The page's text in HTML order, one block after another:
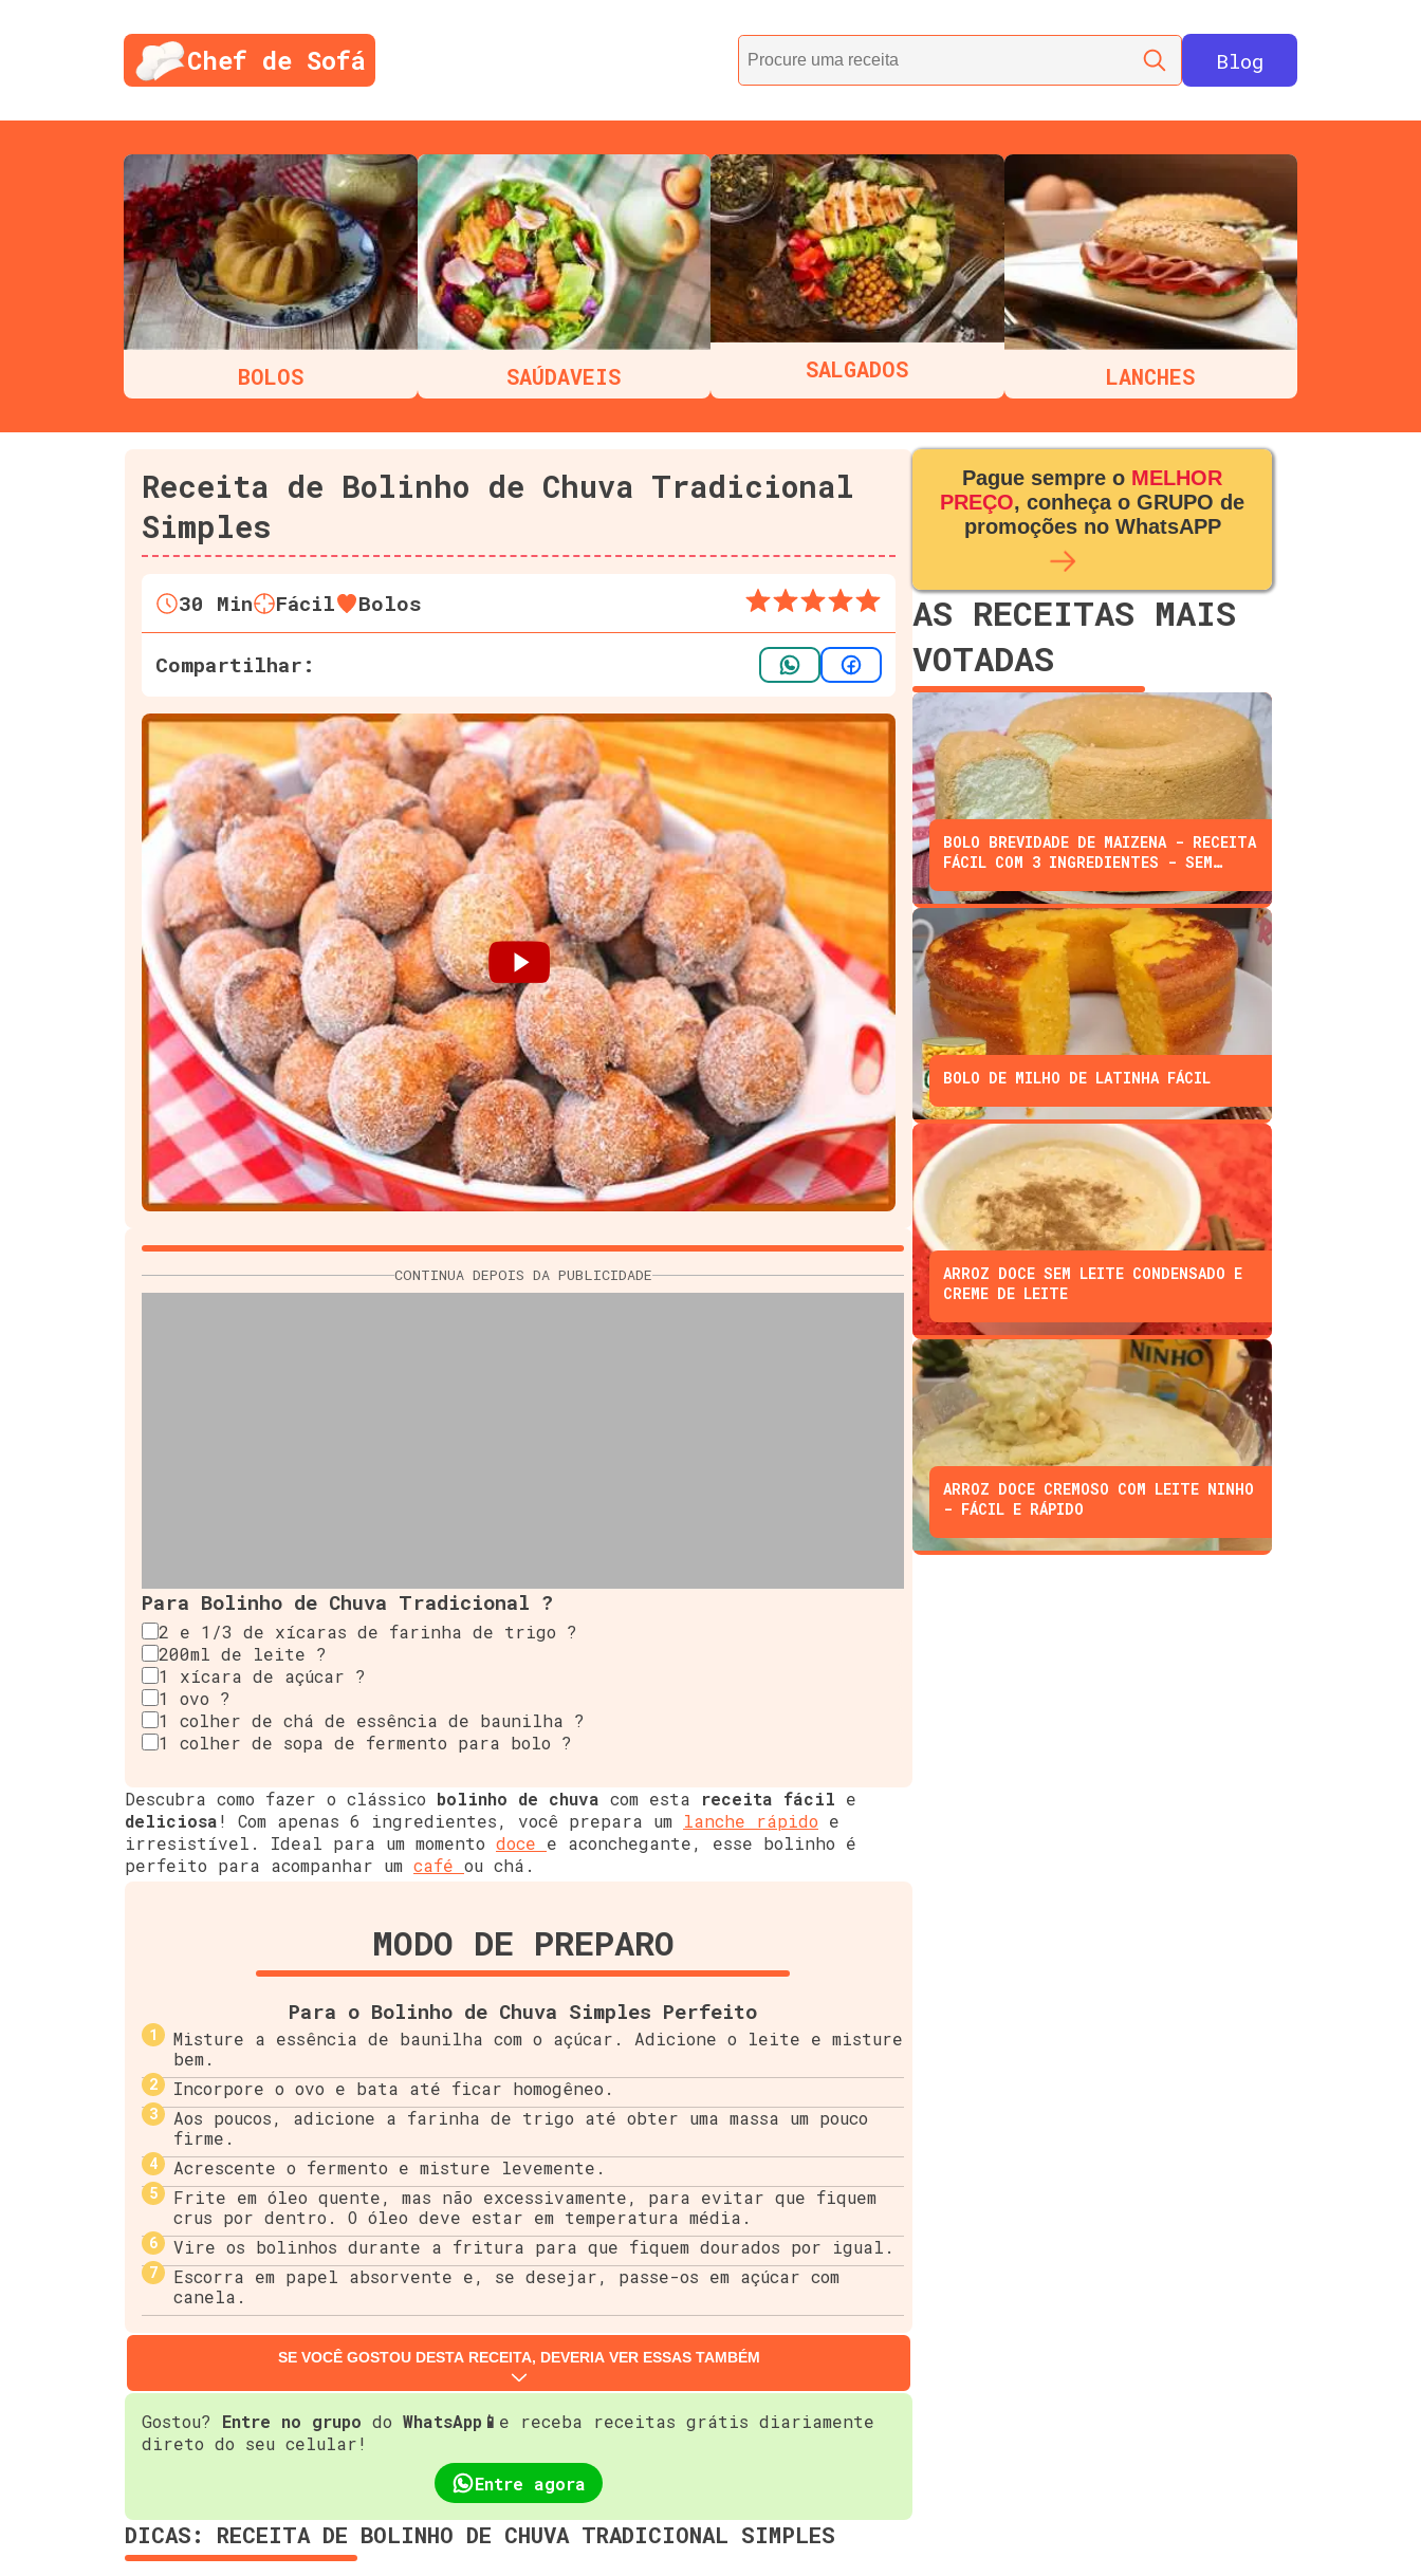
Chef de Sofá Blog
BOLOS SAÚDAVEIS SALGADOS LANCHES
Receita de Bolinho de Chuva Tradicional
Simples
30 Min Fácil Bolos
Compartilhar:
CONTINUA DEPOIS DA PUBLICIDADE
Para Bolinho de Chuva Tradicional ?️
2 e 1/3 de xícaras de farinha de trigo ?
200ml de leite ?
1 xícara de açúcar ?
1 ovo ?
1 colher de chá de essência de baunilha ?
1 colher de sopa de fermento para bolo ?
Descubra como fazer o clássico bolinho de chuva com esta receita fácil e
deliciosa! Com apenas 6 ingredientes, você prepara um lanche rápido e
irresistível. Ideal para um momento doce e aconchegante, esse bolinho é
perfeito para acompanhar um café ou chá.
MODO DE PREPARO
Para o Bolinho de Chuva Simples Perfeito
Misture a essência de baunilha com o açúcar. Adicione o leite e misture
bem.
Incorpore o ovo e bata até ficar homogêneo.
Aos poucos, adicione a farinha de trigo até obter uma massa um pouco
firme.
Acrescente o fermento e misture levemente.
Frite em óleo quente, mas não excessivamente, para evitar que fiquem
crus por dentro. O óleo deve estar em temperatura média.
Vire os bolinhos durante a fritura para que fiquem dourados por igual.
Escorra em papel absorvente e, se desejar, passe-os em açúcar com
canela.
SE VOCÊ GOSTOU DESTA RECEITA, DEVERIA VER ESSAS TAMBÉM
Gostou? Entre no grupo do WhatsApp📱 e receba receitas grátis diariamente
direto do seu celular!
Entre agora
DICAS: RECEITA DE BOLINHO DE CHUVA TRADICIONAL SIMPLES
Pague sempre o MELHOR
PREÇO, conheça o GRUPO de
promoções no WhatsAPP
AS RECEITAS MAIS
VOTADAS
BOLO BREVIDADE DE MAIZENA - RECEITA
FÁCIL COM 3 INGREDIENTES - SEM
BOLO DE MILHO DE LATINHA FÁCIL
ARROZ DOCE SEM LEITE CONDENSADO E
CREME DE LEITE
ARROZ DOCE CREMOSO COM LEITE NINHO
- FÁCIL E RÁPIDO